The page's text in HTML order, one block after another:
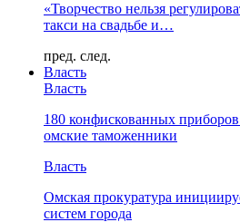
«Творчество нельзя
такси на свадьбе и…
пред. след.
Власть
Власть
180 конфискованных
омские таможенники
Власть
Омская прокуратура
систем города